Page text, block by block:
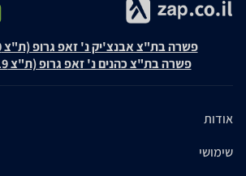
פשרה בת"צ אבנצ'יק נ' זאפ גרופ (ת"צ 23008-08-20)
פשרה בת"צ כהנים נ' זאפ גרופ (ת"צ 60371-12-19)
אודות
שימושי